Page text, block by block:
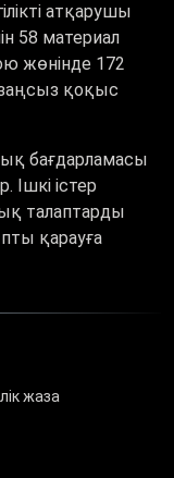
атқарушы
58 материал
жөнінде 172
қоқыс
бағдарламасы
істер
талаптарды
қарауға
жаза